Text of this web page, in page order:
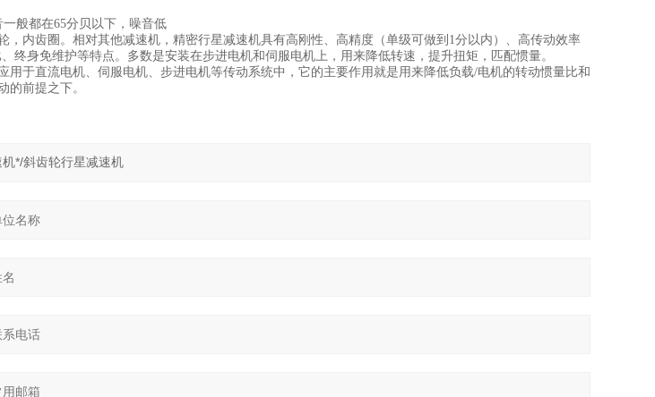
般都在65分贝以下，噪音低
，内齿圈。相对其他减速机，精密行星减速机具有高刚性、高精度（单级可做到1分以内）、高传动效率
终身免维护等特点。多数是安装在步进电机和伺服电机上，用来降低转速，提升扭矩，匹配惯量。
于直流电机、伺服电机、步进电机等传动系统中，它的主要作用就是用来降低负载/电机的转动惯量比和
的前提之下。